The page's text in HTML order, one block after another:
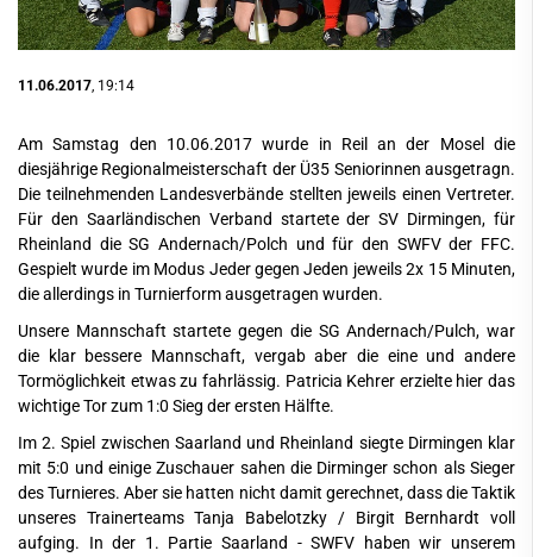
11.06.2017, 19:14
Am Samstag den 10.06.2017 wurde in Reil an der Mosel die
diesjährige Regionalmeisterschaft der Ü35 Seniorinnen ausgetragn.
Die teilnehmenden Landesverbände stellten jeweils einen Vertreter.
Für den Saarländischen Verband startete der SV Dirmingen, für
Rheinland die SG Andernach/Polch und für den SWFV der FFC.
Gespielt wurde im Modus Jeder gegen Jeden jeweils 2x 15 Minuten,
die allerdings in Turnierform ausgetragen wurden.
Unsere Mannschaft startete gegen die SG Andernach/Pulch, war
die klar bessere Mannschaft, vergab aber die eine und andere
Tormöglichkeit etwas zu fahrlässig. Patricia Kehrer erzielte hier das
wichtige Tor zum 1:0 Sieg der ersten Hälfte.
Im 2. Spiel zwischen Saarland und Rheinland siegte Dirmingen klar
mit 5:0 und einige Zuschauer sahen die Dirminger schon als Sieger
des Turnieres. Aber sie hatten nicht damit gerechnet, dass die Taktik
unseres Trainerteams Tanja Babelotzky / Birgit Bernhardt voll
aufging. In der 1. Partie Saarland - SWFV haben wir unserem